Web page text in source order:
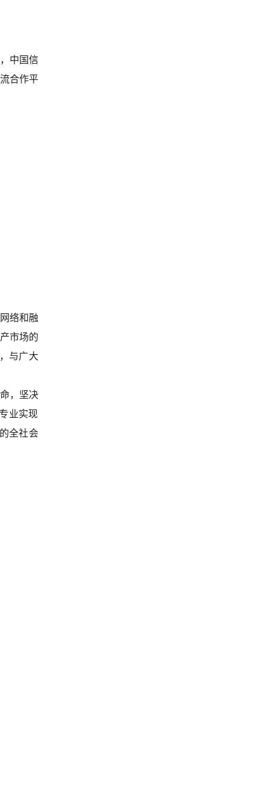
中国信
合作平
络和融
市场的
与广大
，坚决
业实现
全社会